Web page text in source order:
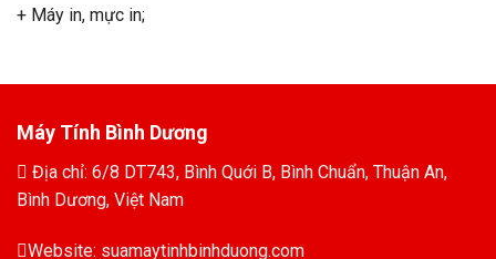
+ Máy in, mực in;
Máy Tính Bình Dương
Địa chỉ: 6/8 DT743, Bình Quới B, Bình Chuẩn, Thuận An,
Bình Dương, Việt Nam
Website: suamaytinhbinhduong.com